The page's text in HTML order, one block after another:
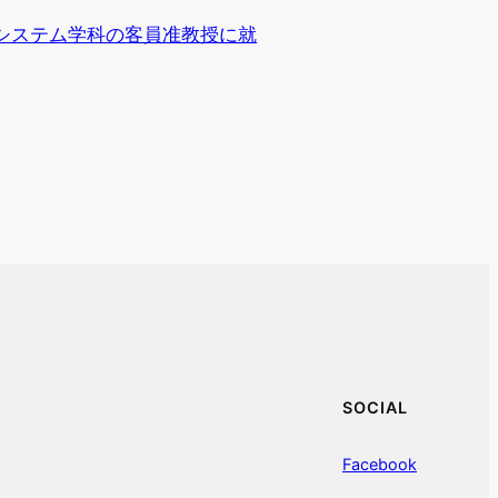
ステム学科の客員准教授に就
SOCIAL
Facebook